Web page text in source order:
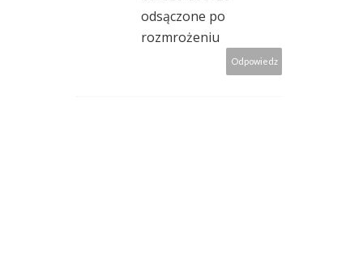
odsączone po
rozmrożeniu
Odpowiedz